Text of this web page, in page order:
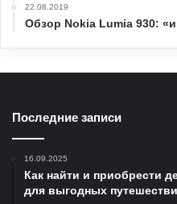
22.08.2019
Обзор Nokia Lumia 930:
Последние записи
16.09.2025
Как найти и приобрести
для выгодных